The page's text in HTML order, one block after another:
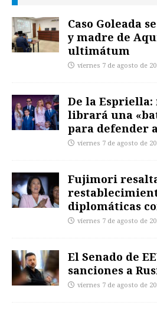
Caso Goleada
y madre de
ultimátum
viernes 7 de agosto de
De la
librará una
para defender
viernes 7 de agosto de
Fujimori
diplomáticas
viernes 7 de agosto de
El Senado de
sanciones a
viernes 7 de agosto de